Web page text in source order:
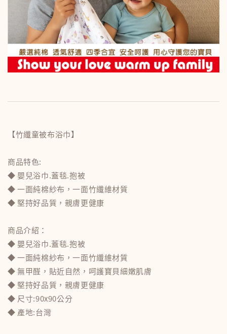
【竹纖童被布浴巾】
商品特色:
◆ 嬰兒浴巾.蓋毯.抱被
◆ 一面純棉紗布，一面竹纖維材質
◆ 堅持好品質，親膚更健康
商品介紹：
◆ 嬰兒浴巾.蓋毯.抱被
◆ 一面純棉紗布，一面竹纖維材質
◆ 無甲醛，貼近自然，呵護寶貝細嫩肌膚
◆ 堅持好品質，親膚更健康
◆ 尺寸:90x90公分
◆ 產地:台灣